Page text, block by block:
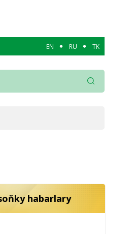
EN RU TK
habarlary